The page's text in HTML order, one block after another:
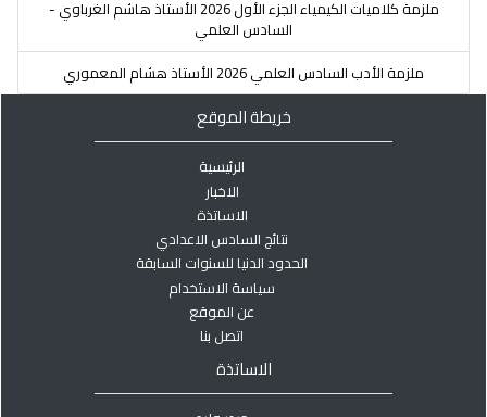
ملزمة كلاميات الكيمياء الجزء الأول 2026 الأستاذ هاشم الغرباوي -
السادس العلمي
ملزمة الأدب السادس العلمي 2026 الأستاذ هشام المعموري
خريطة الموقع
الرئيسية
الاخبار
الاساتذة
نتائج السادس الاعدادي
الحدود الدنيا للسنوات السابقة
سياسة الاستخدام
عن الموقع
اتصل بنا
الاساتذة